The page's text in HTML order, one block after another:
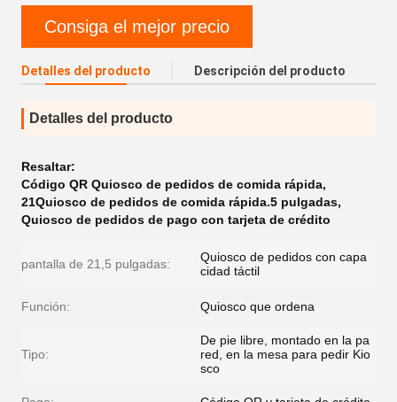
Consiga el mejor precio
Detalles del producto Descripción del producto
Detalles del producto
Resaltar:
Código QR Quiosco de pedidos de comida rápida,
21Quiosco de pedidos de comida rápida.5 pulgadas,
Quiosco de pedidos de pago con tarjeta de crédito
pantalla de 21,5 pulgadas:
Quiosco de pedidos con capa
cidad táctil
Función: Quiosco que ordena
Tipo:
De pie libre, montado en la pa
red, en la mesa para pedir Kio
sco